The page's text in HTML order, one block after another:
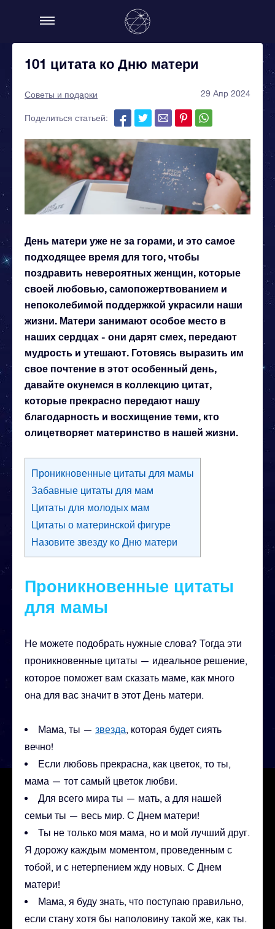
101 цитата ко Дню матери
Советы и подарки 29 Апр 2024
Поделиться статьей:
День матери уже не за горами, и это самое
подходящее время для того, чтобы
поздравить невероятных женщин, которые
своей любовью, самопожертвованием и
непоколебимой поддержкой украсили наши
жизни. Матери занимают особое место в
наших сердцах - они дарят смех, передают
мудрость и утешают. Готовясь выразить им
свое почтение в этот особенный день,
давайте окунемся в коллекцию цитат,
которые прекрасно передают нашу
благодарность и восхищение теми, кто
олицетворяет материнство в нашей жизни.
Проникновенные цитаты для мамы
Забавные цитаты для мам
Цитаты для молодых мам
Цитаты о материнской фигуре
Назовите звезду ко Дню матери
Проникновенные цитаты
для мамы
Не можете подобрать нужные слова? Тогда эти
проникновенные цитаты — идеальное решение,
которое поможет вам сказать маме, как много
она для вас значит в этот День матери.
Мама, ты — звезда, которая будет сиять
вечно!
Если любовь прекрасна, как цветок, то ты,
мама — тот самый цветок любви.
Для всего мира ты — мать, а для нашей
семьи ты — весь мир. С Днем матери!
Ты не только моя мама, но и мой лучший друг.
Я дорожу каждым моментом, проведенным с
тобой, и с нетерпением жду новых. С Днем
матери!
Мама, я буду знать, что поступаю правильно,
если стану хотя бы наполовину такой же, как ты.